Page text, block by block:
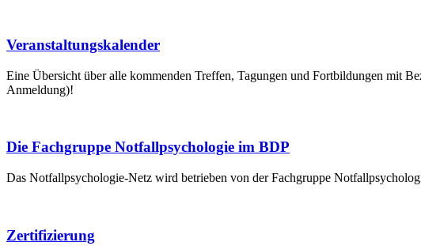
Veranstaltungskalender
Eine Übersicht über alle kommenden Treffen, Tagungen und Fortbildungen mit
Anmeldung)!
Die Fachgruppe Notfallpsychologie im BDP
Das Notfallpsychologie-Netz wird betrieben von der Fachgruppe
Zertifizierung